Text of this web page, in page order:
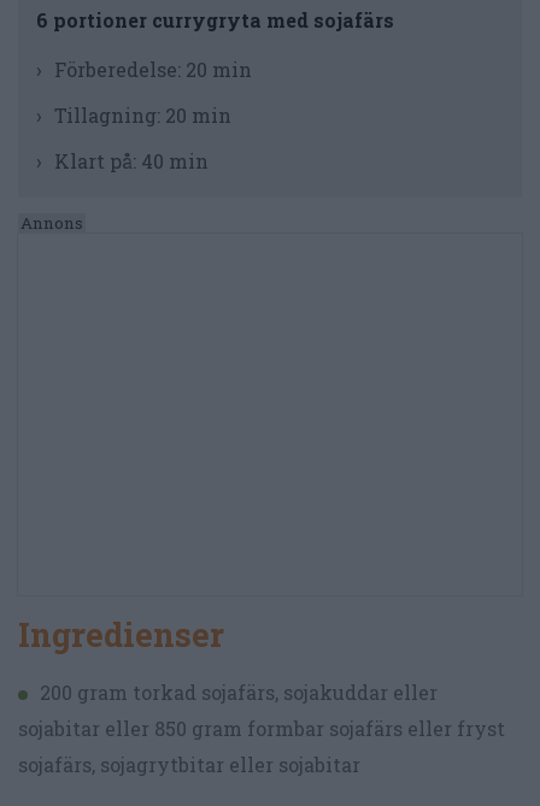
6 portioner currygryta med sojafärs
Förberedelse: 20 min
Tillagning: 20 min
Klart på: 40 min
Ingredienser
200 gram torkad sojafärs, sojakuddar eller
sojabitar eller 850 gram formbar sojafärs eller fryst
sojafärs, sojagrytbitar eller sojabitar